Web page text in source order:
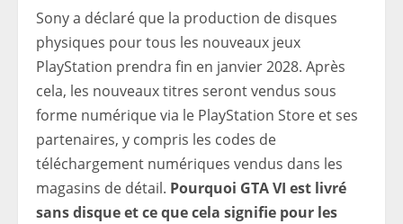
Sony a déclaré que la production de disques
physiques pour tous les nouveaux jeux
PlayStation prendra fin en janvier 2028. Après
cela, les nouveaux titres seront vendus sous
forme numérique via le PlayStation Store et ses
partenaires, y compris les codes de
téléchargement numériques vendus dans les
magasins de détail. Pourquoi GTA VI est livré
sans disque et ce que cela signifie pour les